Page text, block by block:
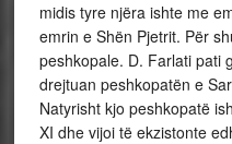
midis tyre njëra ishte me
emrin e Shën Pjetrit. Për
peshkopale. D. Farlati pati
drejtuan peshkopatën e
Natyrisht kjo peshkopatë
XI dhe vijoi të ekzistonte